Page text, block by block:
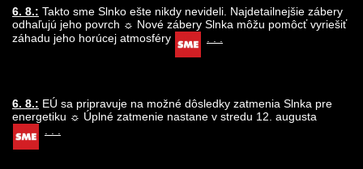
6. 8.: Takto sme Slnko ešte nikdy nevideli. Najdetailnejšie zábery
odhaľujú jeho povrch ☼ Nové zábery Slnka môžu pomôcť vyriešiť
záhadu jeho horúcej atmosféry
6. 8.: EÚ sa pripravuje na možné dôsledky zatmenia Slnka pre
energetiku ☼ Úplné zatmenie nastane v stredu 12. augusta
. . .